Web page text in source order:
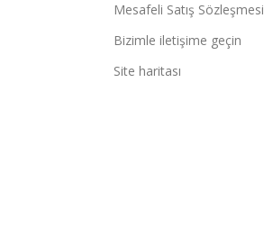
Mesafeli Satış Sözleşmesi
Bizimle iletişime geçin
Site haritası